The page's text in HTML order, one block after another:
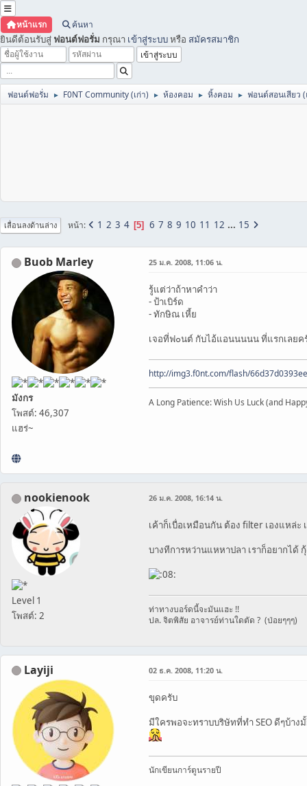
หน้าแรก ค้นหา
ยินดีต้อนรับสู่ ฟอนต์ฟอรั่ม กรุณา เข้าสู่ระบบหรือ สมัครสมาชิก
ฟอนต์ฟอรั่ม ► F0NT Community (เก่า) ► ห้องคอม ► หิ้งคอม ► ฟอนต์สอนเสียว
เลื่อนลงด้านล่าง หน้า 1 2 3 4 5 6 7 8 9 10 11 12 ... 15
Buob Marley
มังกร
โพสต์: 46,307
แฮร่~
25 ม.ค. 2008, 11:06 น.
รู้แต่ว่าถ้าหาคำว่า
- ป้าเบิร์ด
- ทักษิณ เหี้ย
เจอที่ฟ๐นต์ กับไอ้แอนนนนน ที่แรกเลยค
http://img3.f0nt.com/flash/
A Long Patience: Wish Us Luck (and
nookienook
Level 1
โพสต์: 2
26 ม.ค. 2008, 16:14 น.
เค้าก็เบื่อเหมือนกัน ต้อง filter เองแหล่
บางทีการหว่านแหหาปลา เราก็อยากได้
ท่าทางบอร์ดนี้จะมันแฮะ !!
ปล. จิตพิสัย อาจารย์ท่านใดตัด ? (ป่อยๆๆๆ)
Layiji 02 ธ.ค. 2008, 11:20 น.
ขุดครับ
มีใครพอจะทราบบริษัทที่ทำ SEO ดีๆบ้าง
นักเขียนการ์ตูนรายปี